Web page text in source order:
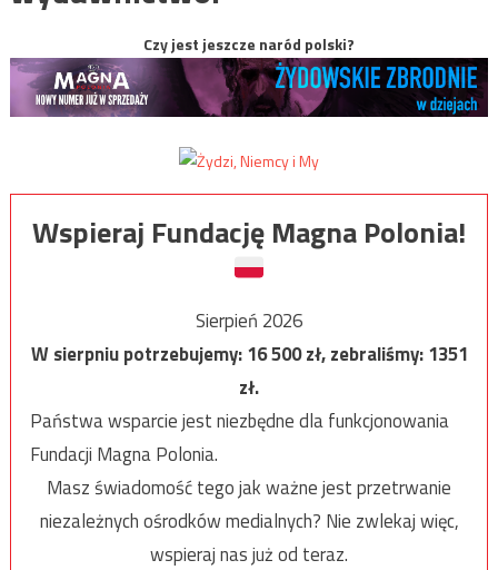
Czy jest jeszcze naród polski?
Wspieraj Fundację Magna Polonia!
Sierpień 2026
W sierpniu potrzebujemy:16 500zł, zebraliśmy:1351
zł.
Państwa wsparcie jest niezbędne dla funkcjonowania
Fundacji Magna Polonia.
Masz świadomość tego jak ważne jest przetrwanie
niezależnych ośrodków medialnych? Nie zwlekaj więc,
wspieraj nas już od teraz.